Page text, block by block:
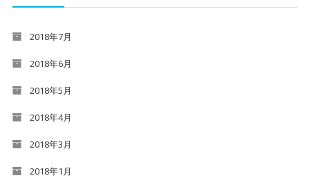
2018年7月
2018年6月
2018年5月
2018年4月
2018年3月
2018年1月